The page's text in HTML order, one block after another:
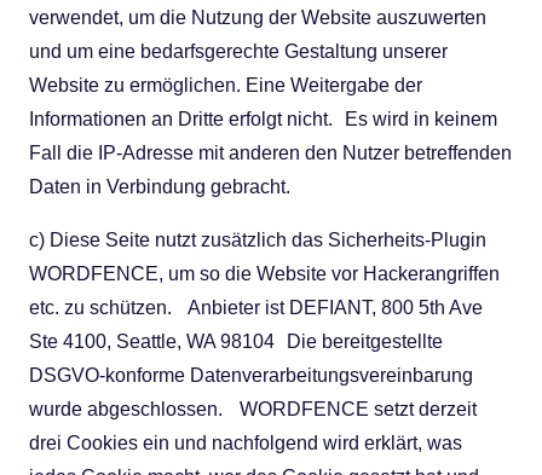
verwendet, um die Nutzung der Website auszuwerten
und um eine bedarfsgerechte Gestaltung unserer
Website zu ermöglichen. Eine Weitergabe der
Informationen an Dritte erfolgt nicht. Es wird in keinem
Fall die IP-Adresse mit anderen den Nutzer betreffenden
Daten in Verbindung gebracht.
c) Diese Seite nutzt zusätzlich das Sicherheits-Plugin
WORDFENCE, um so die Website vor Hackerangriffen
etc. zu schützen. Anbieter ist DEFIANT, 800 5th Ave
Ste 4100, Seattle, WA 98104 Die bereitgestellte
DSGVO-konforme Datenverarbeitungsvereinbarung
wurde abgeschlossen. WORDFENCE setzt derzeit
drei Cookies ein und nachfolgend wird erklärt, was